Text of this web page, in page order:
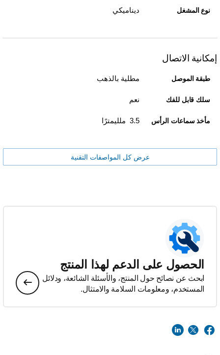
نوع المشغل ديناميكي
إمكانية الاتصال
طبقة الموصل مطلية بالذهب
سلك قابل للفك نعم
مأخذ سماعات الرأس 3.5 ملليمترًا
عرض كل المواصفات التقنية
الحصول على الدعم لهذا المنتج
ابحث عن نصائح حول المنتج، والأسئلة الشائعة، ودلائل
المستخدم، ومعلومات السلامة والامتثال.